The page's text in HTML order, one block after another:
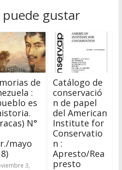
gustar
de
:
es
N°
mayo
3,
Catálogo de
conservació
n de papel
del American
Institute for
Conservatio
n :
Apresto/Rea
presto